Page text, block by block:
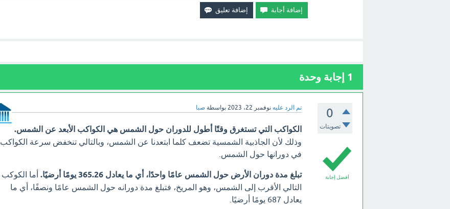
1 إجابة وحدة
0
تصويتات
تم الرد عليه نوفمبر 22، 2023 بواسطة صبا
أفضل إجابة
الكواكب التي تستغرق وقتًا أطول للدوران حول الشمس هي الكواكب الأبعد عن الشمس.
وذلك لأن الجاذبية الشمسية تضعف كلما ابتعدنا عن الشمس، وبالتالي تنخفض سرعة الكواكب
في دورانها حول الشمس.
تبلغ مدة دوران الأرض حول الشمس عامًا واحدًا، أي ما يعادل 365.26 يومًا أرضيًا.
أما الكوكب
التالي الأقرب إلى الشمس، وهو المريخ، فتبلغ مدة دورانه حول الشمس عامًا ونصفًا، أي ما
يعادل 687 يومًا أرضيًا.